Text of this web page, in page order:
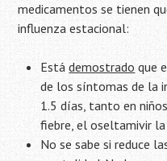
medicamentos se tienen
influenza estacional:
Estádemostrado que
de los síntomas de la
1.5 días, tanto en
fiebre, el oseltamivir
No se sabe si reduce